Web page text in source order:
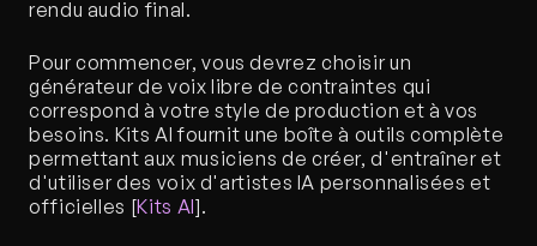
rendu audio final.
Pour commencer, vous devrez choisir un
générateur de voix libre de contraintes qui
correspond à votre style de production et à vos
besoins. Kits AI fournit une boîte à outils complète
permettant aux musiciens de créer, d'entraîner et
d'utiliser des voix d'artistes IA personnalisées et
officielles [Kits AI].